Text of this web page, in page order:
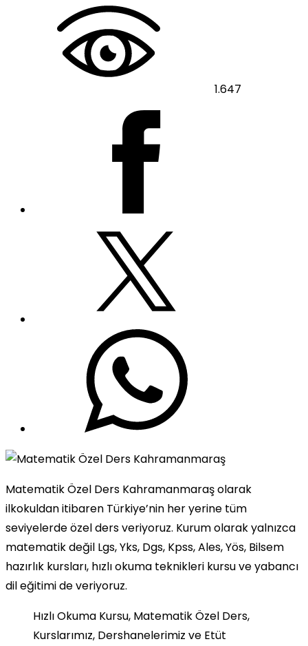
1.647
Matematik Özel Ders Kahramanmaraş olarak
ilkokuldan itibaren Türkiye’nin her yerine tüm
seviyelerde özel ders veriyoruz. Kurum olarak yalnızca
matematik değil Lgs, Yks, Dgs, Kpss, Ales, Yös, Bilsem
hazırlık kursları, hızlı okuma teknikleri kursu ve yabancı
dil eğitimi de veriyoruz.
Hızlı Okuma Kursu, Matematik Özel Ders,
Kurslarımız, Dershanelerimiz ve Etüt